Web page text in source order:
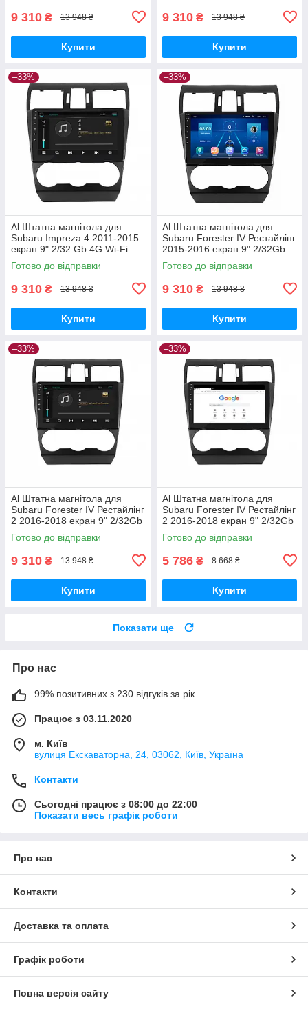
9 310 ₴ 13 948 ₴
Купити
9 310 ₴ 13 948 ₴
Купити
–33%
Al Штатна магнітола для
Subaru Impreza 4 2011-2015
екран 9" 2/32 Gb 4G Wi-Fi
GPS Top Android
Готово до відправки
9 310 ₴ 13 948 ₴
Купити
–33%
Al Штатна магнітола для
Subaru Forester IV Рестайлінг
2015-2016 екран 9" 2/32Gb
4G Wi-Fi GPS Top Android
Готово до відправки
9 310 ₴ 13 948 ₴
Купити
–33%
Al Штатна магнітола для
Subaru Forester IV Рестайлінг
2 2016-2018 екран 9" 2/32Gb
4G Wi-Fi GPS Top Android
Готово до відправки
9 310 ₴ 13 948 ₴
Купити
–33%
Al Штатна магнітола для
Subaru Forester IV Рестайлінг
2 2016-2018 екран 9" 2/32Gb
Wi-Fi GPS Base Android
Готово до відправки
5 786 ₴ 8 668 ₴
Купити
Показати ще
Про нас
99% позитивних з 230 відгуків за рік
Працює з 03.11.2020
м. Київ
вулиця Екскаваторна, 24, 03062, Київ, Україна
Контакти
Сьогодні працює з 08:00 до 22:00
Показати весь графік роботи
Про нас
Контакти
Доставка та оплата
Графік роботи
Повна версія сайту